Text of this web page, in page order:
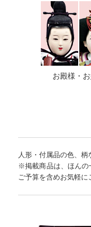
お殿様・
人形・付属品の色、柄
※掲載商品は、ほんの
ご予算を含めお気軽に